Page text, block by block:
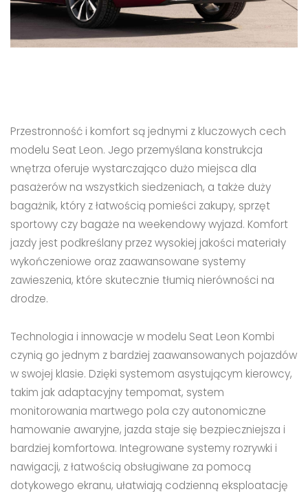
Przestronność i komfort są jednymi z kluczowych cech
modelu Seat Leon. Jego przemyślana konstrukcja
wnętrza oferuje wystarczająco dużo miejsca dla
pasażerów na wszystkich siedzeniach, a także duży
bagażnik, który z łatwością pomieści zakupy, sprzęt
sportowy czy bagaże na weekendowy wyjazd. Komfort
jazdy jest podkreślany przez wysokiej jakości materiały
wykończeniowe oraz zaawansowane systemy
zawieszenia, które skutecznie tłumią nierówności na
drodze.
Technologia i innowacje w modelu Seat Leon Kombi
czynią go jednym z bardziej zaawansowanych pojazdów
w swojej klasie. Dzięki systemom asystującym kierowcy,
takim jak adaptacyjny tempomat, system
monitorowania martwego pola czy autonomiczne
hamowanie awaryjne, jazda staje się bezpieczniejsza i
bardziej komfortowa. Integrowane systemy rozrywki i
nawigacji, z łatwością obsługiwane za pomocą
dotykowego ekranu, ułatwiają codzienną eksploatację